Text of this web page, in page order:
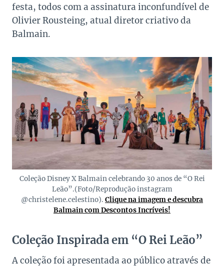
festa, todos com a assinatura inconfundível de
Olivier Rousteing, atual diretor criativo da
Balmain.
Coleção Disney X Balmain celebrando 30 anos de “O Rei
Leão”.(Foto/Reprodução instagram
@christelene.celestino). Clique na imagem e descubra
Balmain com Descontos Incríveis!
Coleção Inspirada em “O Rei Leão”
A coleção foi apresentada ao público através de